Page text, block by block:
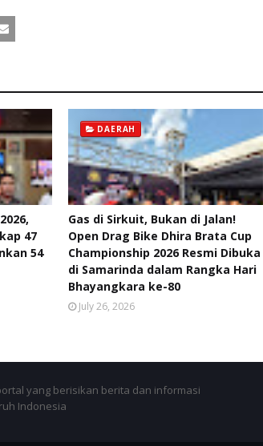
47
54
DAERAH
Gas di Sirkuit, Bukan di Jalan!
Open Drag Bike Dhira Brata Cup
Championship 2026 Resmi Dibuka
di Samarinda dalam Rangka Hari
Bhayangkara ke-80
July 26, 2026
yang berisikan berita dan informasi
Indonesia